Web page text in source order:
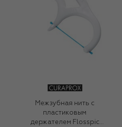
Межзубная нить с
пластиковым
держателем Flosspic